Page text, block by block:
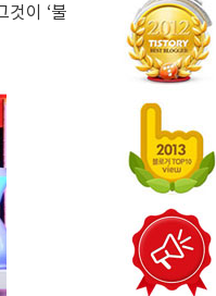
이 ‘불